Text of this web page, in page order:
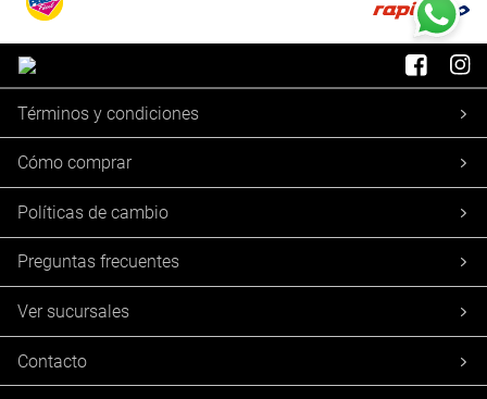
Términos y condiciones
Cómo comprar
Políticas de cambio
Preguntas frecuentes
Ver sucursales
Contacto